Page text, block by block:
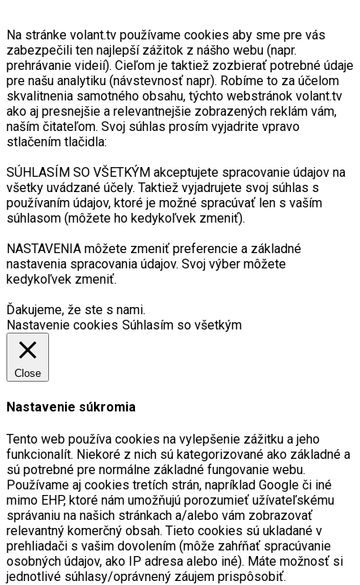
Na stránke volant.tv používame cookies aby sme pre vás
zabezpečili ten najlepší zážitok z nášho webu (napr.
prehrávanie videií). Cieľom je taktiež zozbierať potrebné údaje
pre našu analytiku (návstevnosť napr). Robíme to za účelom
skvalitnenia samotného obsahu, týchto webstránok volant.tv
ako aj presnejšie a relevantnejšie zobrazených reklám vám,
naším čitateľom. Svoj súhlas prosím vyjadrite vpravo
stlačením tlačidla:
SÚHLASÍM SO VŠETKÝM akceptujete spracovanie údajov na
všetky uvádzané účely. Taktiež vyjadrujete svoj súhlas s
používaním údajov, ktoré je možné spracúvať len s vaším
súhlasom (môžete ho kedykoľvek zmeniť).
NASTAVENIA môžete zmeniť preferencie a základné
nastavenia spracovania údajov. Svoj výber môžete
kedykoľvek zmeniť.
Ďakujeme, že ste s nami.
Nastavenie cookies Súhlasím so všetkým
Close
Nastavenie súkromia
Tento web používa cookies na vylepšenie zážitku a jeho
funkcionalít. Niekoré z nich sú kategorizované ako základné a
sú potrebné pre normálne základné fungovanie webu.
Používame aj cookies tretích strán, napríklad Google či iné
mimo EHP, ktoré nám umožňujú porozumieť užívateľskému
správaniu na našich stránkach a/alebo vám zobrazovať
relevantný komerčný obsah. Tieto cookies sú ukladané v
prehliadači s vašim dovolením (môže zahŕňať spracúvanie
osobných údajov, ako IP adresa alebo iné). Máte možnosť si
jednotlivé súhlasy/oprávnený záujem prispôsobiť.